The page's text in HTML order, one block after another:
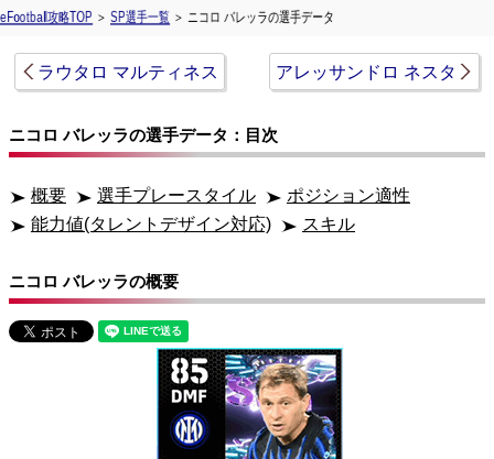
eFootball攻略TOP ＞ SP選手一覧 ＞ ニコロ バレッラの選手データ
ラウタロ マルティネス アレッサンドロ ネスタ
ニコロ バレッラの選手データ：目次
概要 選手プレースタイル
ポジション適性
能力値(タレントデザイン対応)
スキル
ニコロ バレッラの概要